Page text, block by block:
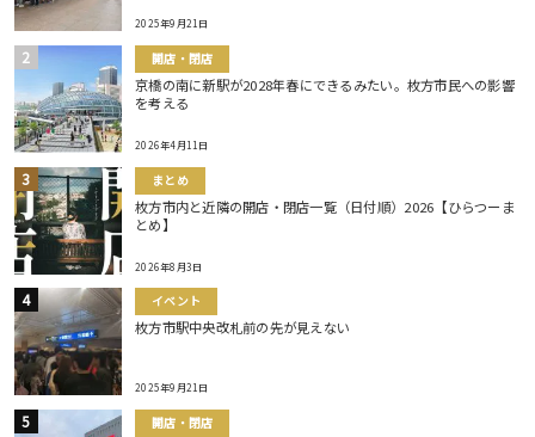
2025年9月21日
開店・閉店
京橋の南に新駅が2028年春にできるみたい。枚方市民への影響
を考える
2026年4月11日
まとめ
枚方市内と近隣の開店・閉店一覧（日付順）2026【ひらつーま
とめ】
2026年8月3日
イベント
枚方市駅中央改札前の先が見えない
2025年9月21日
開店・閉店